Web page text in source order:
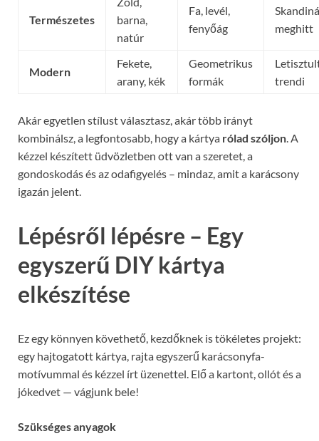
Természetes
barna,
natúr
Fa, levél,
fenyőág
meghitt
Modern
Fekete,
arany, kék
Geometrikus
formák
trendi
Akár egyetlen stílust választasz, akár több irányt
kombinálsz, a legfontosabb, hogy a kártya rólad szóljon. A
kézzel készített üdvözletben ott van a szeretet, a
gondoskodás és az odafigyelés – mindaz, amit a karácsony
igazán jelent.
Lépésről lépésre – Egy
egyszerű DIY kártya
elkészítése
Ez egy könnyen követhető, kezdőknek is tökéletes projekt:
egy hajtogatott kártya, rajta egyszerű karácsonyfa-
motívummal és kézzel írt üzenettel. Elő a kartont, ollót és a
jókedvet — vágjunk bele!
Szükséges anyagok